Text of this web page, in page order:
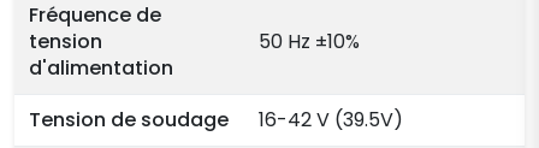
Fréquence de
tension
d'alimentation
50 Hz ±10%
Tension de soudage
16-42 V (39.5V)